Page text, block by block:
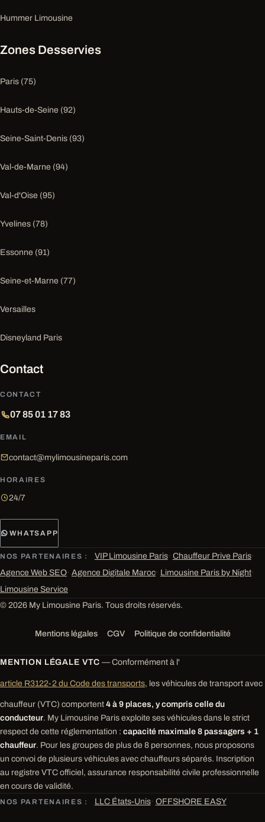
Hummer Limousine
Zones Desservies
Paris (75)
Hauts-de-Seine (92)
Seine-Saint-Denis (93)
Val-de-Marne (94)
Val-d'Oise (95)
Yvelines (78)
Essonne (91)
Seine-et-Marne (77)
Versailles
Disneyland Paris
Contact
CONTACT
07 85 01 17 83
EMAIL
contact@mylimousineparis.com
HORAIRES
24/7
WHATSAPP
NOS PARTENAIRES : VIP Limousine Paris· Chauffeur Prive Paris·
Agence Web SEO· Agence Digitale Maroc· Limousine Paris by Night·
Limousine Service
© 2026 My Limousine Paris. Tous droits réservés.
Mentions légales CGV Politique de confidentialité
MENTION LÉGALE VTC — Conformément à l'
article R3122-2 du Code des transports, les véhicules de transport avec
chauffeur (VTC) comportent 4 à 9 places, y compris celle du
conducteur. My Limousine Paris exploite ses véhicules dans le strict
respect de cette réglementation : capacité maximale 8 passagers + 1
chauffeur. Pour les groupes de plus de 8 personnes, nous proposons
un convoi de plusieurs véhicules avec chauffeurs séparés. Inscription
au registre VTC officiel, assurance responsabilité civile professionnelle
en cours de validité.
NOS PARTENAIRES : LLC États-Unis· OFFSHORE EASY